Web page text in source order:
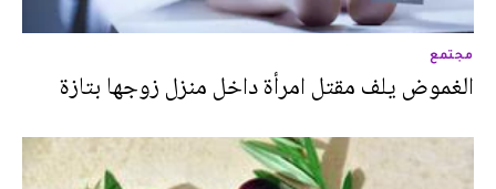
مجتمع
الغموض يلف مقتل امرأة داخل منزل زوجها بتازة